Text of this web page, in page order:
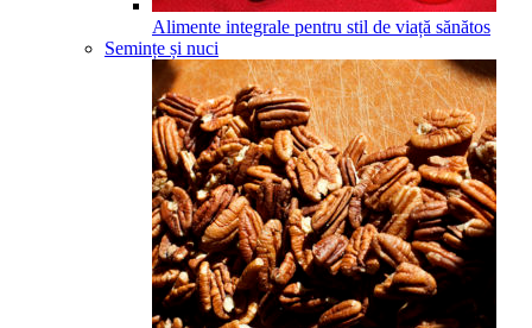
Alimente integrale pentru stil de viață sănătos
Semințe și nuci